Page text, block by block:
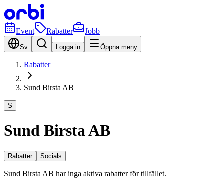
Event Rabatter Jobb
Sv Logga in Öppna meny
Rabatter
Sund Birsta AB
S
Sund Birsta AB
Rabatter Socials
Sund Birsta AB har inga aktiva rabatter för tillfället.